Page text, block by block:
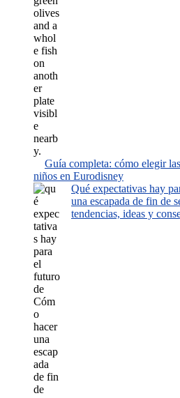
Guía completa: cómo elegir
niños en Eurodisney
Qué expectativas hay
una escapada de fin de
tendencias, ideas y